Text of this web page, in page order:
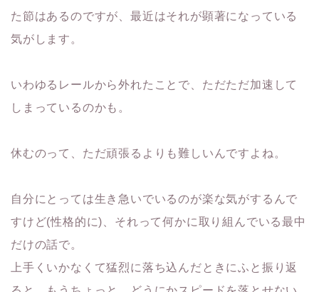
た節はあるのですが、最近はそれが顕著になっている
気がします。
いわゆるレールから外れたことで、ただただ加速して
しまっているのかも。
休むのって、ただ頑張るよりも難しいんですよね。
自分にとっては生き急いでいるのが楽な気がするんで
すけど(性格的に)、それって何かに取り組んでいる最中
だけの話で。
上手くいかなくて猛烈に落ち込んだときにふと振り返